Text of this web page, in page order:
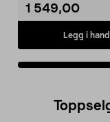
1 549,00
Legg i